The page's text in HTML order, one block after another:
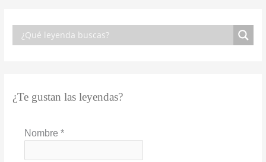
¿Te gustan las leyendas?
Nombre*